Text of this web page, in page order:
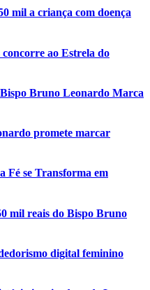
mil a criança com doença
ao Estrela do
Bruno Leonardo Marca
promete marcar
Fé se Transforma em
mil reais do Bispo Bruno
digital feminino